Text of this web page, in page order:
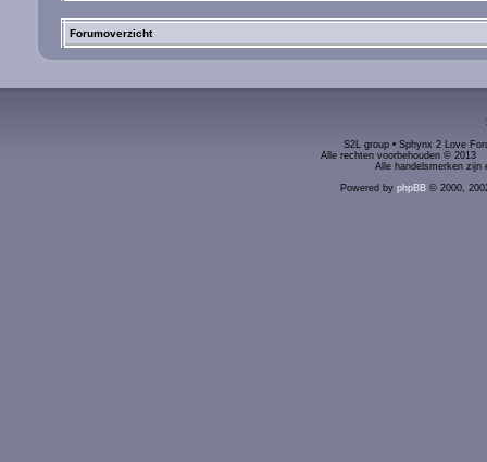
Forumoverzicht
S2L group • Sphynx 2 Love
Alle rechten voorbehouden ©
Alle handelsmerken zijn
Powered by phpBB© 2000,